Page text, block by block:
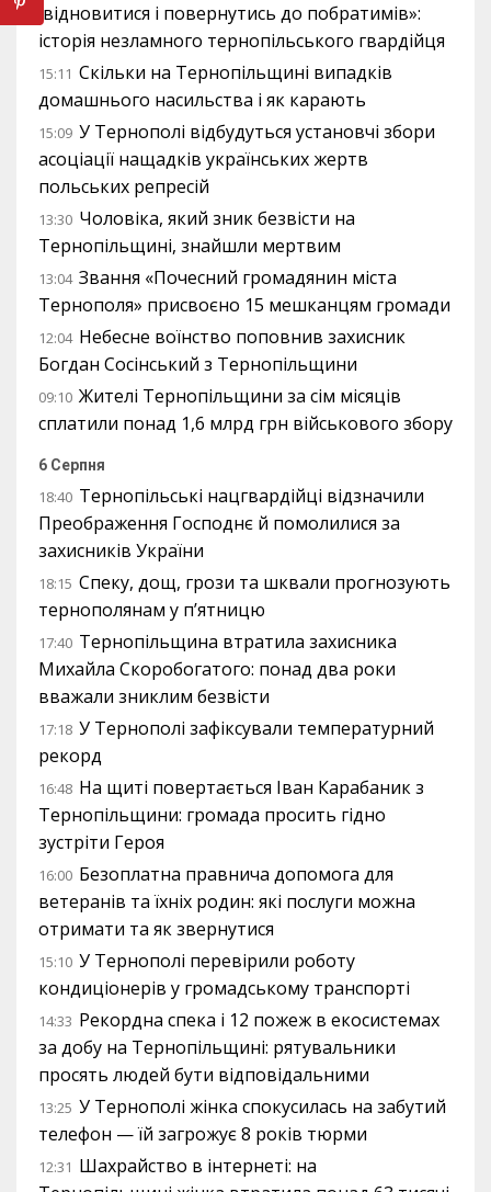
відновитися і повернутись до побратимів»:
історія незламного тернопільського гвардійця
15:11 Скільки на Тернопільщині випадків
домашнього насильства і як карають
15:09 У Тернополі відбудуться установчі збори
асоціації нащадків українських жертв
польських репресій
13:30 Чоловіка, який зник безвісти на
Тернопільщині, знайшли мертвим
13:04 Звання «Почесний громадянин міста
Тернополя» присвоєно 15 мешканцям громади
12:04 Небесне воїнство поповнив захисник
Богдан Сосінський з Тернопільщини
09:10 Жителі Тернопільщини за сім місяців
сплатили понад 1,6 млрд грн військового збору
6 Серпня
18:40 Тернопільські нацгвардійці відзначили
Преображення Господнє й помолилися за
захисників України
18:15 Спеку, дощ, грози та шквали прогнозують
тернополянам у п’ятницю
17:40 Тернопільщина втратила захисника
Михайла Скоробогатого: понад два роки
вважали зниклим безвісти
17:18 У Тернополі зафіксували температурний
рекорд
16:48 На щиті повертається Іван Карабаник з
Тернопільщини: громада просить гідно
зустріти Героя
16:00 Безоплатна правнича допомога для
ветеранів та їхніх родин: які послуги можна
отримати та як звернутися
15:10 У Тернополі перевірили роботу
кондиціонерів у громадському транспорті
14:33 Рекордна спека і 12 пожеж в екосистемах
за добу на Тернопільщині: рятувальники
просять людей бути відповідальними
13:25 У Тернополі жінка спокусилась на забутий
телефон — їй загрожує 8 років тюрми
12:31 Шахрайство в інтернеті: на